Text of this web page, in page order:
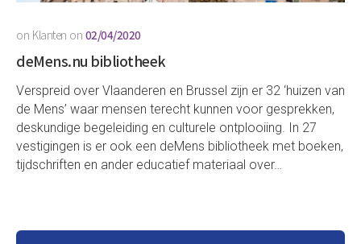
on Klanten on 02/04/2020
deMens.nu bibliotheek
Verspreid over Vlaanderen en Brussel zijn er 32 ‘huizen van
de Mens’ waar mensen terecht kunnen voor gesprekken,
deskundige begeleiding en culturele ontplooiing. In 27
vestigingen is er ook een deMens bibliotheek met boeken,
tijdschriften en ander educatief materiaal over…